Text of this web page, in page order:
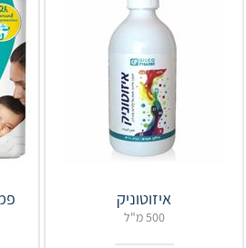
איזוטוניק
500 מ"ל